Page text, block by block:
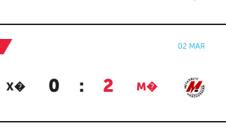
02 МАЯ
Х� 0 : 2 М�